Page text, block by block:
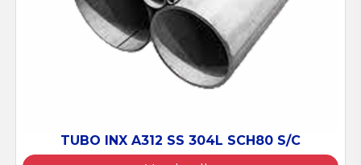
TUBO INX A312 SS 304L SCH80 S/C